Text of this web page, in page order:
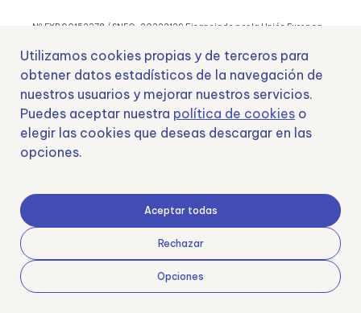
Nº EXP 00152378 / SNEO-20222129 Financiado por la Unión Europea –
Samoving, S.L. En el marco del Programa ICEX Next, ha contado con el apoyo
de ICEX y con la cofinanciación del fondo europeo FEDER. LA finalidad de este
apoyo es contribuir al desarrollo internacional de la empresa y de su entorno.
Una manera de hacer Europa
Utilizamos cookies propias y de terceros para
obtener datos estadísticos de la navegación de
nuestros usuarios y mejorar nuestros servicios.
Puedes aceptar nuestra política de cookies o
elegir las cookies que deseas descargar en las
opciones.
Aceptar todas
Rechazar
Opciones